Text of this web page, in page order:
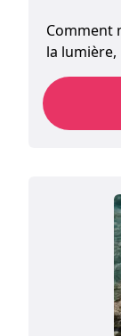
Comment
la
des
fait, Paul,